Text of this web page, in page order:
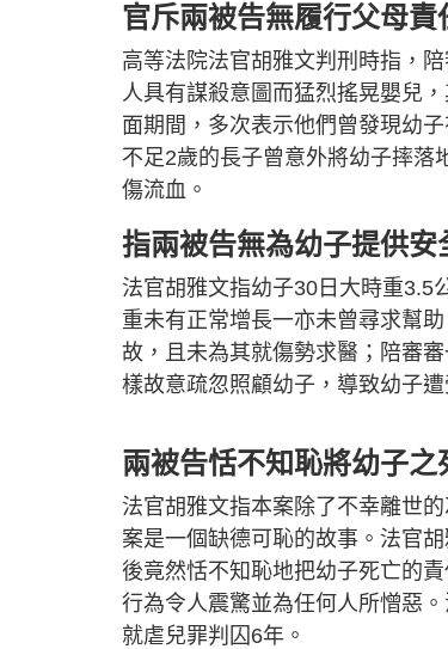
官斥兩被告無履行父母
高等法院法官胡雅文判刑時指，
人具有謀殺意圖而猛烈搖晃嬰兒
面期間，多次表示他們曾發現幼
不足2歲的長子曾意外將幼子摔落
傷流血。
指兩被告無為幼子提供安
法官胡雅文指幼子30日大時重3.5
重未有正常增長一亦未曾尋求幫
故，且未為其就傷勢求醫；陪審
樣故意疏忽照顧幼子，導致幼子
兩被告恬不知恥將幼子
法官胡雅文指本案除了不幸離世
案是一個缺德可恥的故事。法官
後竟然恬不知恥地把幼子死亡的
行為令人震驚並為任何人所憎惡
就虐兒罪判囚6年。